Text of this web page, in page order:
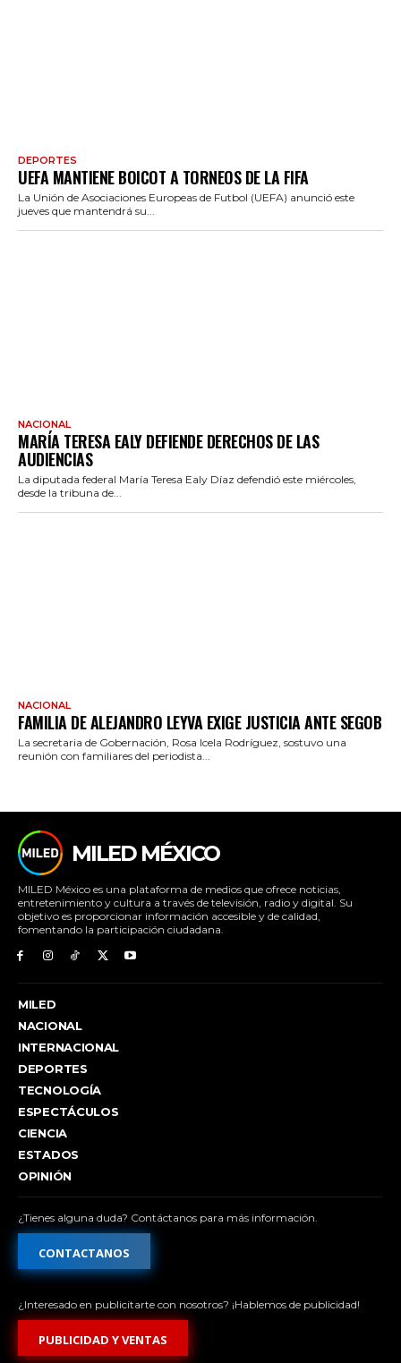
DEPORTES
UEFA MANTIENE BOICOT A TORNEOS DE LA FIFA
La Unión de Asociaciones Europeas de Futbol (UEFA) anunció este
jueves que mantendrá su...
NACIONAL
MARÍA TERESA EALY DEFIENDE DERECHOS DE LAS
AUDIENCIAS
La diputada federal María Teresa Ealy Díaz defendió este miércoles,
desde la tribuna de...
NACIONAL
FAMILIA DE ALEJANDRO LEYVA EXIGE JUSTICIA ANTE SEGOB
La secretaria de Gobernación, Rosa Icela Rodríguez, sostuvo una
reunión con familiares del periodista...
MILED MÉXICO
MILED México es una plataforma de medios que ofrece noticias,
entretenimiento y cultura a través de televisión, radio y digital. Su
objetivo es proporcionar información accesible y de calidad,
fomentando la participación ciudadana.
MILED
NACIONAL
INTERNACIONAL
DEPORTES
TECNOLOGÍA
ESPECTÁCULOS
CIENCIA
ESTADOS
OPINIÓN
¿Tienes alguna duda? Contáctanos para más información.
CONTACTANOS
¿Interesado en publicitarte con nosotros? ¡Hablemos de publicidad!
PUBLICIDAD Y VENTAS